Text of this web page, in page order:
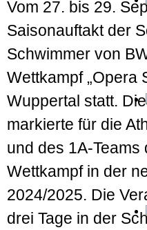
Vom 27. bis 29.
Saisonauftakt der
Schwimmer von
Wettkampf „Opera
Wuppertal statt.
markierte für die
und des 1A-
Wettkampf in der
2024/2025. Die
drei Tage in der